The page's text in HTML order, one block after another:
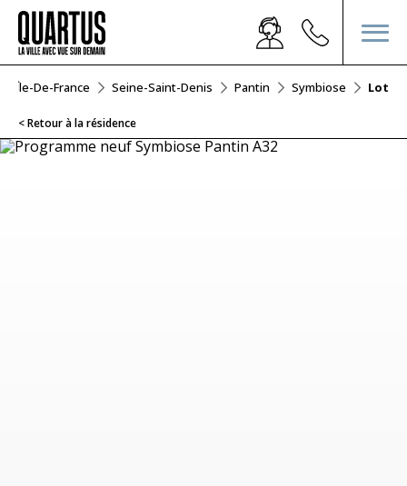
Île-De-France Seine-Saint-Denis Pantin Symbiose Lot
< Retour à la résidence